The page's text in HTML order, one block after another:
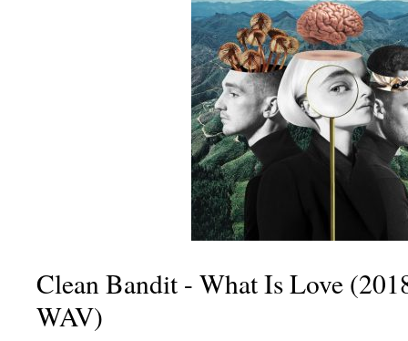
Clean Bandit - What Is Love
WAV)